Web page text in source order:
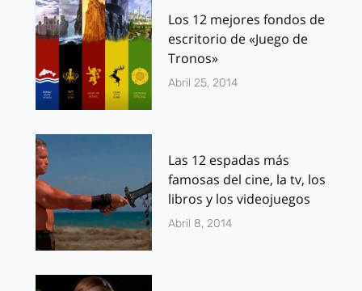
Los 12 mejores fondos de
escritorio de «Juego de
Tronos»
Abril 25, 2014
Las 12 espadas más
famosas del cine, la tv, los
libros y los videojuegos
Abril 8, 2014